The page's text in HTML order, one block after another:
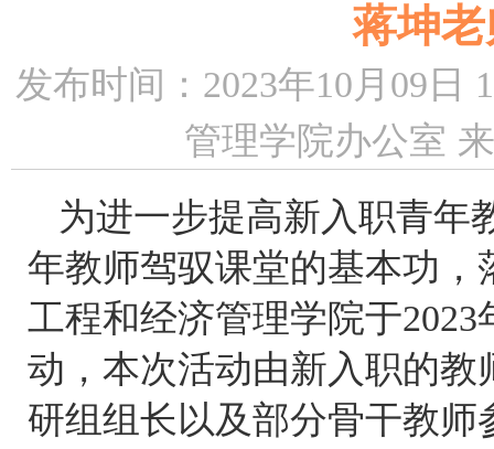
蒋坤
发布时间：2023年10月09日
管理学院办公室
为进一步提高新入职青年
年教师驾驭课堂的基本功
工程和经济管理学院于2023
动，本次活动由新入职的
研组组长以及部分骨干教师